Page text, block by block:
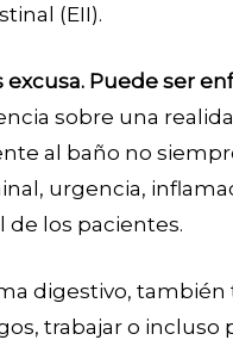
(EII).
excusa. Puede ser
sobre una
al baño no
urgencia,
de los pacientes.
digestivo,
trabajar o